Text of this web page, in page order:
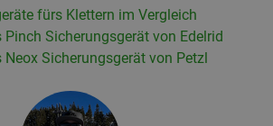
fürs Klettern im Vergleich
Pinch Sicherungsgerät von Edelrid
Neox Sicherungsgerät von Petzl